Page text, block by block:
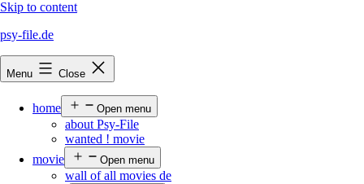
Skip to content
psy-file.de
Menu Close
home Open menu
about Psy-File
wanted ! movie
movie
Open menu
wall of all movies de